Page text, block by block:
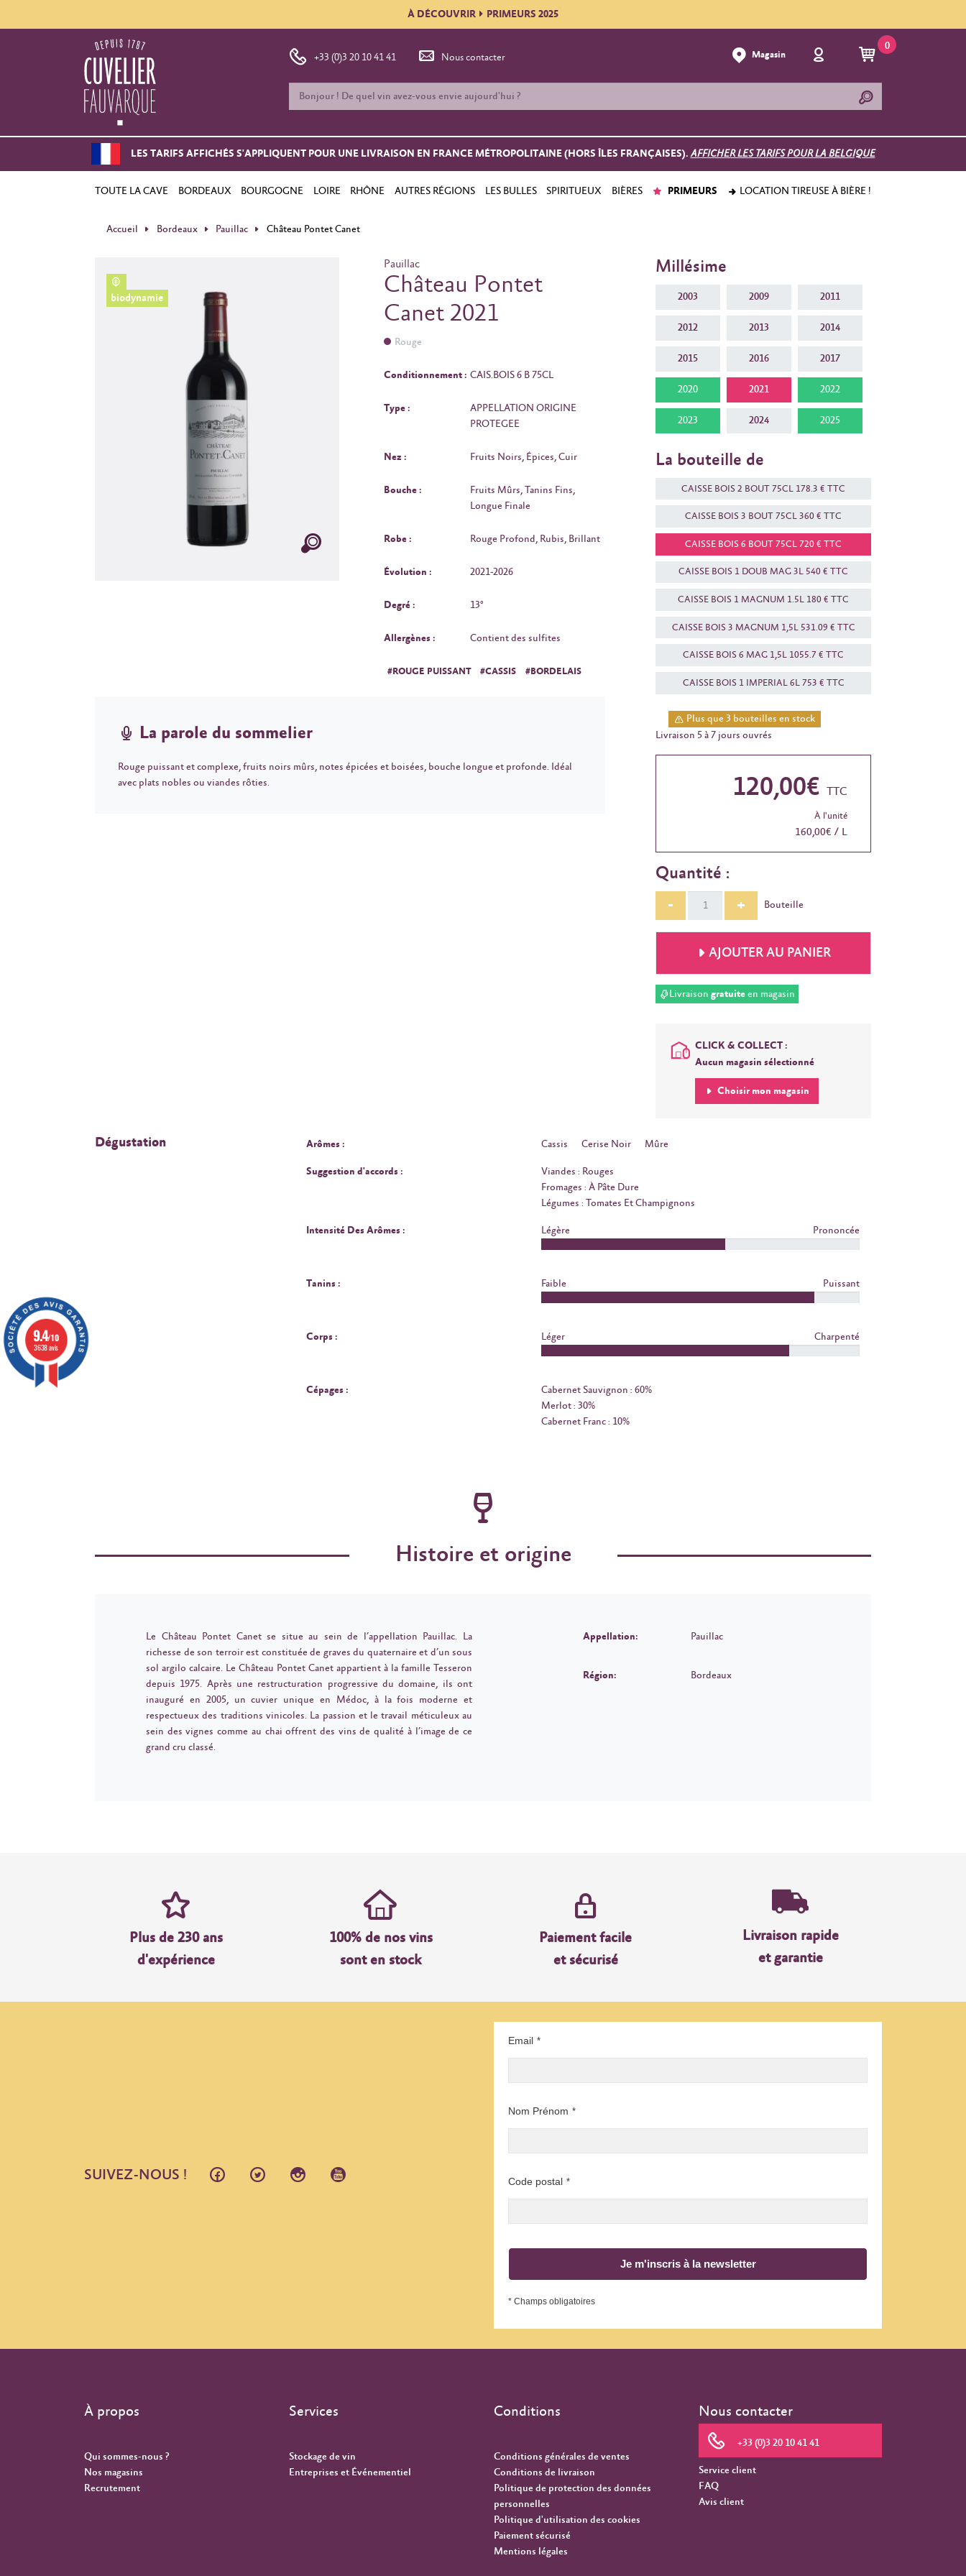
À DÉCOUVRIR PRIMEURS 2025
+33 (0)3 20 10 41 41 Nous contacter Magasin
0
LES TARIFS AFFICHÉS S'APPLIQUENT POUR UNE LIVRAISON EN FRANCE MÉTROPOLITAINE (HORS ÎLES FRANÇAISES).AFFICHER LES TARIFS POUR LA BELGIQUE
TOUTE LA CAVE BORDEAUX BOURGOGNE LOIRE RHÔNE AUTRES RÉGIONS LES BULLES SPIRITUEUX BIÈRES PRIMEURS LOCATION TIREUSE À BIÈRE !
Accueil Bordeaux Pauillac Château Pontet Canet
biodynamie
Pauillac
Château Pontet
Canet 2021
Rouge
Conditionnement : CAIS.BOIS 6 B 75CL
Type :
APPELLATION ORIGINE
PROTEGEE
Nez : Fruits Noirs, Épices, Cuir
Bouche :
Fruits Mûrs, Tanins Fins,
Longue Finale
Robe : Rouge Profond, Rubis, Brillant
Évolution : 2021-2026
Degré : 13°
Allergènes : Contient des sulfites
#ROUGE PUISSANT #CASSIS #BORDELAIS
La parole du sommelier
Rouge puissant et complexe, fruits noirs mûrs, notes épicées et boisées, bouche longue et profonde. Idéal
avec plats nobles ou viandes rôties.
Millésime
2003 2009 2011
2012 2013 2014
2015 2016 2017
2020 2021 2022
2023 2024 2025
La bouteille de
CAISSE BOIS 2 BOUT 75CL 178.3 € TTC
CAISSE BOIS 3 BOUT 75CL 360 € TTC
CAISSE BOIS 6 BOUT 75CL 720 € TTC
CAISSE BOIS 1 DOUB MAG 3L 540 € TTC
CAISSE BOIS 1 MAGNUM 1.5L 180 € TTC
CAISSE BOIS 3 MAGNUM 1,5L 531.09 € TTC
CAISSE BOIS 6 MAG 1,5L 1055.7 € TTC
CAISSE BOIS 1 IMPERIAL 6L 753 € TTC
Plus que 3 bouteilles en stock
Livraison 5 à 7 jours ouvrés
120,00€ TTC
À l'unité
160,00€ / L
Quantité :
-
+ Bouteille
AJOUTER AU PANIER
Livraison gratuiteen magasin
CLICK & COLLECT :
Aucun magasin sélectionné
Choisir mon magasin
Dégustation Arômes : Cassis Cerise Noir Mûre
Suggestion d'accords :
Viandes : Rouges
Fromages : À Pâte Dure
Légumes : Tomates Et Champignons
Intensité Des Arômes : Légère Prononcée
Tanins : Faible Puissant
Corps : Léger Charpenté
Cépages :
Cabernet Sauvignon : 60%
Merlot : 30%
Cabernet Franc : 10%
Histoire et origine
Le Château Pontet Canet se situe au sein de l’appellation Pauillac. La
richesse de son terroir est constituée de graves du quaternaire et d’un sous
sol argilo calcaire. Le Château Pontet Canet appartient à la famille Tesseron
depuis 1975. Après une restructuration progressive du domaine, ils ont
inauguré en 2005, un cuvier unique en Médoc, à la fois moderne et
respectueux des traditions vinicoles. La passion et le travail méticuleux au
sein des vignes comme au chai offrent des vins de qualité à l’image de ce
grand cru classé.
Appellation: Pauillac
Région: Bordeaux
Plus de 230 ans
d'expérience
100% de nos vins
sont en stock
Paiement facile
et sécurisé
Livraison rapide
et garantie
SUIVEZ-NOUS !
Email *
Nom Prénom *
Code postal *
Je m'inscris à la newsletter
* Champs obligatoires
À propos
Qui sommes-nous ?
Nos magasins
Recrutement
Services
Stockage de vin
Entreprises et Événementiel
Conditions
Conditions générales de ventes
Conditions de livraison
Politique de protection des données
personnelles
Politique d'utilisation des cookies
Paiement sécurisé
Mentions légales
Nous contacter
+33 (0)3 20 10 41 41
Service client
FAQ
Avis client
9.4/10
3638 avis